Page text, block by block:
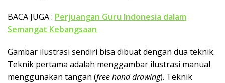
BACA JUGA : Perjuangan Guru Indonesia dalam
Semangat Kebangsaan
Gambar ilustrasi sendiri bisa dibuat dengan dua teknik.
Teknik pertama adalah menggambar ilustrasi manual
menggunakan tangan (free hand drawing). Teknik